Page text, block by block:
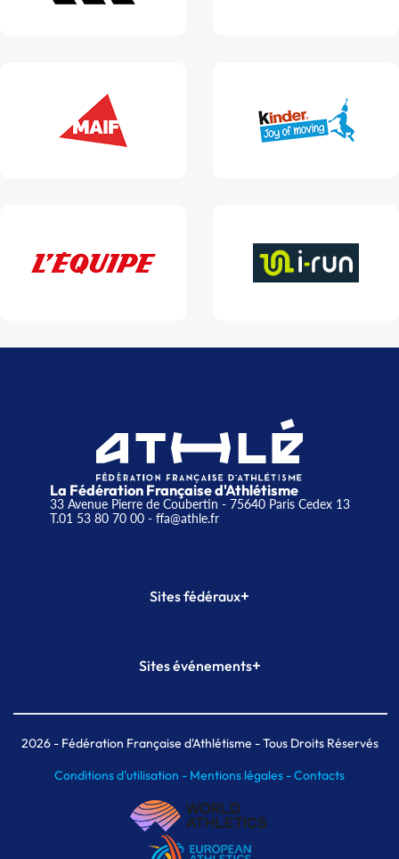
La Fédération Française d'Athlétisme
33 Avenue Pierre de Coubertin - 75640 Paris Cedex 13
T.01 53 80 70 00- ffa@athle.fr
Sites fédéraux+
Plateforme Formation
Sites événements+
Meeting de Paris indoor
MAIF Ekiden de Paris
2026- Fédération Française d'Athlétisme - Tous Droits Réservés
Conditions d'utilisation - Mentions légales -Contacts